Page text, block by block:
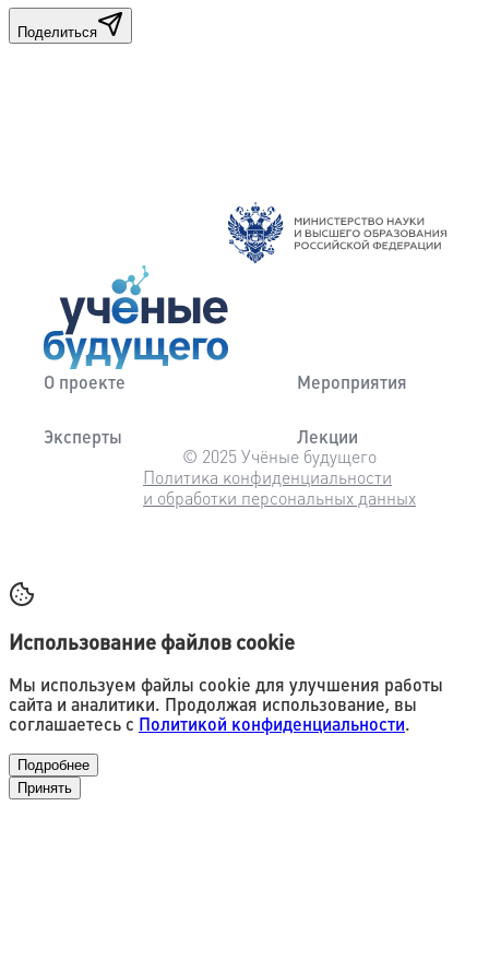
Поделиться
О проекте Мероприятия
Эксперты Лекции
© 2025 Учёные будущего
Политика конфиденциальности
и обработки персональных данных
Использование файлов cookie
Мы используем файлы cookie для улучшения работы
сайта и аналитики. Продолжая использование, вы
соглашаетесь с
Политикой конфиденциальности.
Подробнее
Принять